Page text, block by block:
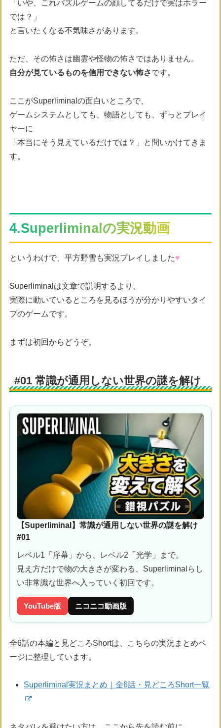
「いや、これパズルゲームの顔してるだけで実はホラー
では？」
と言いたくなる不気味さがあります。
ただ、その怖さは幽霊や怪物の怖さではありません。
自分が見ているものを信用できない怖さです。
ここがSuperliminalの面白いところで、
ゲームシステムとしても、物語としても、ずっとプレイ
ヤーに
「本当にそう見えているだけでは？」と問いかけてきま
す。
4.Superliminalの実況動画
というわけで、平方野雪も実況プレイしました♥
Superliminalは文章で説明するより、
実際に動いているところを見るほうが分かりやすいタイ
プのゲームです。
まずは初回からどうぞ。
#01 常識が通用しない世界の謎を解け
【Superliminal】常識が通用しない世界の謎を解け
#01
レベル1「序幕」から、レベル2「光学」まで。
見え方だけで物の大きさが変わる、Superliminalらし
い非常識な世界へ入っていく初回です。
YouTube版 ニコニコ動画版
全6話の本編と見どころShortは、こちらの実況まとめペ
ージに整理しています。
Superliminal実況まとめ｜全6話・見どころShort一覧